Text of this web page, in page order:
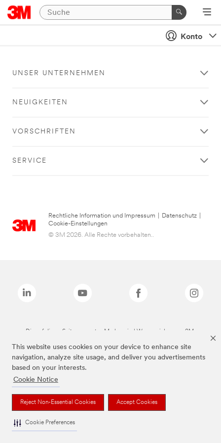
This website uses cookies on your device to enhance site
navigation, analyze site usage, and deliver you advertisements
based on your interests.
Cookie Notice
Reject Non-Essential Cookies Accept Cookies
Cookie Preferences
Konto
UNSER UNTERNEHMEN
NEUIGKEITEN
VORSCHRIFTEN
SERVICE
Rechtliche Information und Impressum Datenschutz
Cookie-Einstellungen
© 3M 2026. Alle Rechte vorbehalten..
Die auf dieser Seite genannten Marken sind Warenzeichen von 3M.